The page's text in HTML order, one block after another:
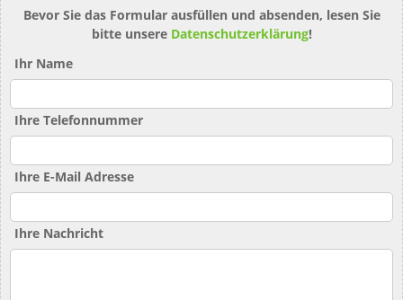
Bevor Sie das Formular ausfüllen und absenden, lesen Sie
bitte unsere Datenschutzerklärung!
Ihr Name
Ihre Telefonnummer
Ihre E-Mail Adresse
Ihre Nachricht